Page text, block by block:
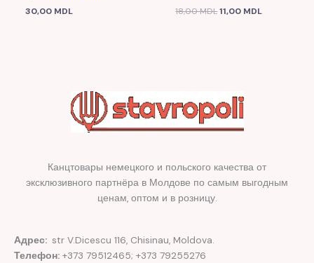
30,00 MDL 18,00MDL11,00 MDL
Канцтовары немецкого и польского качества от
эксклюзивного партнёра в Молдове по самым выгодным
ценам, оптом и в розницу.
Адрес: str V.Dicescu 116, Chisinau, Moldova.
Телефон: +373 79512465; +373 79255276